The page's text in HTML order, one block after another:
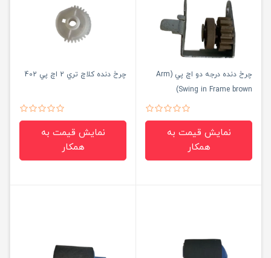
چرخ دنده درجه دو اچ پي (Arm
Swing in Frame brown)
نمایش قیمت به
همکار
چرخ دنده كلاچ تري 2 اچ پي 402
نمایش قیمت به
همکار